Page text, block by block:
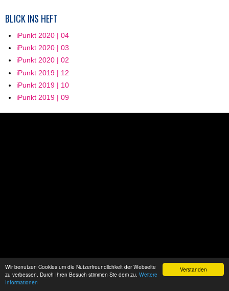
Verstanden
Wir benutzen Cookies um die Nutzerfreundlichkeit der Webseite
zu verbessen. Durch Ihren Besuch stimmen Sie dem zu. Weitere
Informationen
BLICK INS HEFT
iPunkt 2020 | 04
iPunkt 2020 | 03
iPunkt 2020 | 02
iPunkt 2019 | 12
iPunkt 2019 | 10
iPunkt 2019 | 09